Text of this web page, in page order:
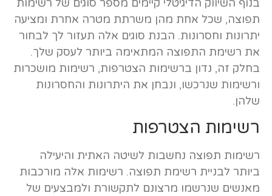
בנוף השיווק הדיגיטלי קיימים מספר סוגים של רשימות
תפוצה, שכל אחת מהן משרתת מטרה אחרת ומציעה
יתרונות וחסרונות. הבנת סוגים אלה תעזור לך לבחור
את רשימת התפוצה המתאימה ביותר לעסק שלך.
בחלק זה, נדון ברשימות הצטרפות, רשימות מושכרות
ורשימות שנרכשו, ונבחן את היתרונות והחסרונות
שלהן.
רשימות הצטרפות
רשימות תפוצה נחשבות לשיטה האתית והיעילה
ביותר לבניית רשימת תפוצה. רשימות אלה מורכבות
מאנשים שנרשמו מרצונם לתקשורת ולמבצעים של